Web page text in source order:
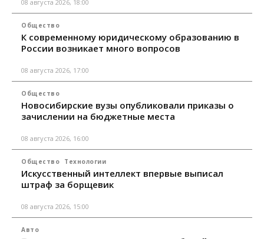
08 августа 2026, 18:00
Общество
К современному юридическому образованию в
России возникает много вопросов
08 августа 2026, 17:00
Общество
Новосибирские вузы опубликовали приказы о
зачислении на бюджетные места
08 августа 2026, 16:00
Общество Технологии
Искусственный интеллект впервые выписал
штраф за борщевик
08 августа 2026, 15:00
Авто